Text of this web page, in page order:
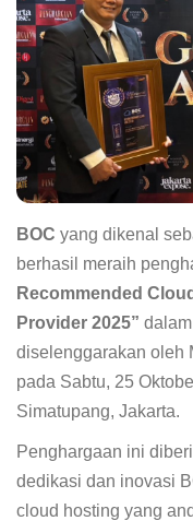
BOC yang dikenal
berhasil meraih
Recommended
Provider 2025”
diselenggarakan oleh
pada Sabtu, 25
Simatupang, Jakarta.
Penghargaan ini
dedikasi dan inovasi
cloud hosting yang